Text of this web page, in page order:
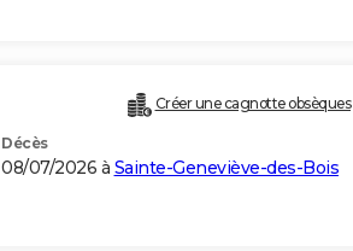
Créer une cagnotte obsèques
Décès
08/07/2026 à Sainte-Geneviève-des-Bois